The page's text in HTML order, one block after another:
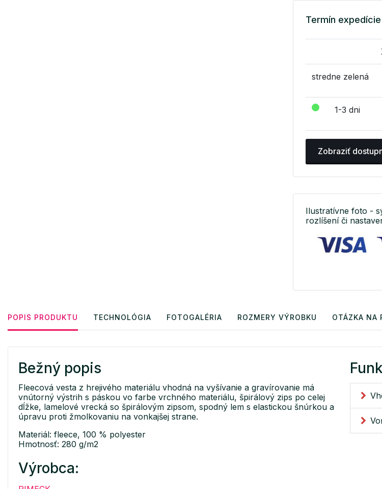
Termín expedície
stredne zelená
1-3 dni
Zobraziť
Ilustratívne foto -
rozlíšení či
POPIS PRODUKTU TECHNOLÓGIA FOTOGALÉRIA ROZMERY VÝROBKU OTÁZKA NA
Bežný popis
Fleecová vesta z hrejivého materiálu vhodná na vyšívanie a gravírovanie má
vnútorný výstrih s páskou vo farbe vrchného materiálu, špirálový zips po celej
dĺžke, lamelové vrecká so špirálovým zipsom, spodný lem s elastickou šnúrkou a
úpravu proti žmolkovaniu na vonkajšej strane.
Materiál: fleece, 100 % polyester
Hmotnosť: 280 g/m2
Výrobca: